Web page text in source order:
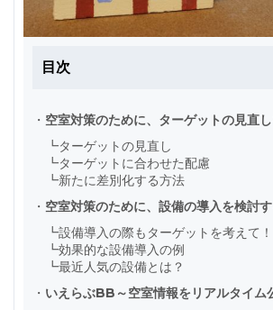
目次
・ 空室対策のために、ターゲットの見直
┗ターゲットの見直し
┗ターゲットに合わせた配慮
┗新たに差別化する方法
・ 空室対策のために、設備の導入を検討
┗設備導入の際もターゲットを考えて！
┗効果的な設備導入の例
┗最近人気の設備とは？
・ いえらぶBB～空室情報をリアルタイム